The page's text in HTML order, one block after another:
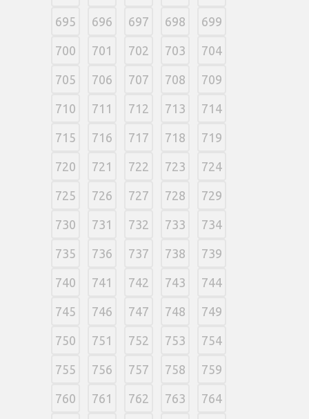
695 696 697 698 699
700 701 702 703 704
705 706 707 708 709
710 711 712 713 714
715 716 717 718 719
720 721 722 723 724
725 726 727 728 729
730 731 732 733 734
735 736 737 738 739
740 741 742 743 744
745 746 747 748 749
750 751 752 753 754
755 756 757 758 759
760 761 762 763 764